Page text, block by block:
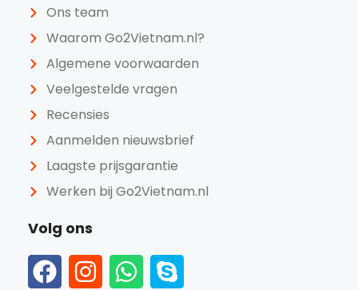
Ons team
Waarom Go2Vietnam.nl?
Algemene voorwaarden
Veelgestelde vragen
Recensies
Aanmelden nieuwsbrief
Laagste prijsgarantie
Werken bij Go2Vietnam.nl
Volg ons